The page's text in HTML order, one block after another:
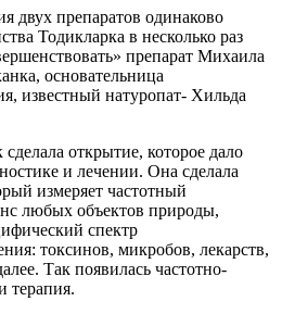
двух препаратов одинаково
Тодикларка в несколько раз
препарат Михаила
основательница
известный натуропат- Хильда
открытие, которое дало
и лечении. Она сделала
измеряет частотный
любых объектов природы,
спектр
токсинов, микробов, лекарств,
Так появилась частотно-
терапия.